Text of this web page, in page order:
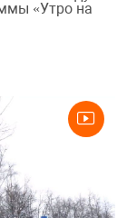
«Утро на